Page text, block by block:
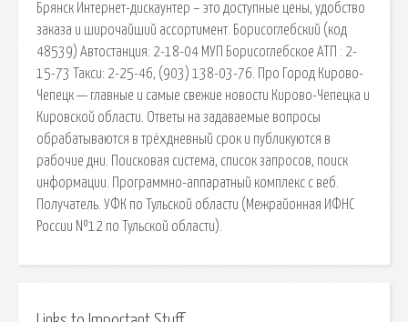
Брянск Интернет-дискаунтер – это доступные цены, удобство
заказа и широчайший ассортимент. Борисоглебский (код
48539) Автостанция: 2-18-04 МУП Борисоглебское АТП : 2-
15-73 Такси: 2-25-46, (903) 138-03-76. Про Город Кирово-
Чепецк — главные и самые свежие новости Кирово-Чепецка и
Кировской области. Ответы на задаваемые вопросы
обрабатываются в трёхдневный срок и публикуются в
рабочие дни. Поисковая сиcтема, список запросов, поиск
информации. Программно-аппаратный комплекс с веб.
Получатель. УФК по Тульской области (Межрайонная ИФНС
России №12 по Тульской области).